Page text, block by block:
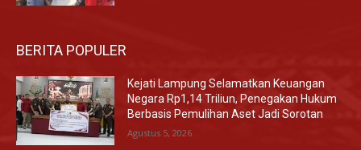
BERITA POPULER
Kejati Lampung Selamatkan Keuangan
Negara Rp1,14 Triliun, Penegakan Hukum
Berbasis Pemulihan Aset Jadi Sorotan
Agustus 5, 2026